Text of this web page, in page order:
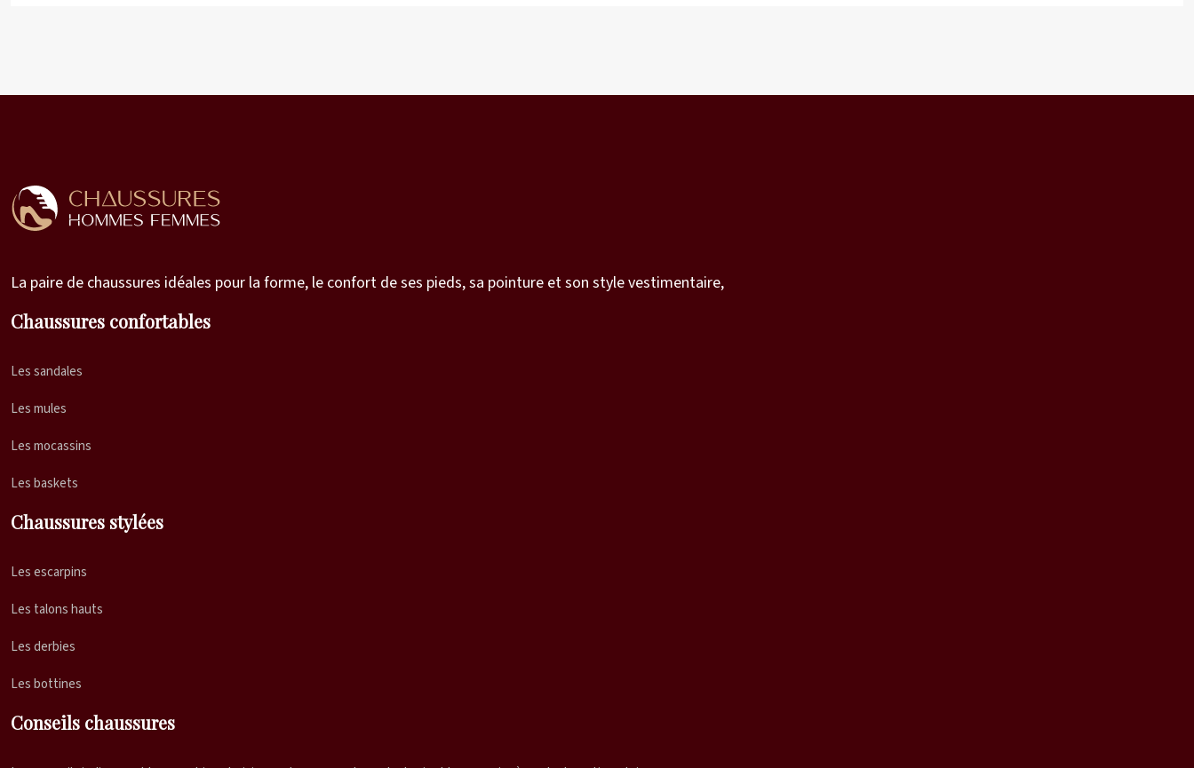
La paire de chaussures idéales pour la forme, le confort de ses pieds, sa pointure et son style vestimentaire,
Chaussures confortables
Les sandales
Les mules
Les mocassins
Les baskets
Chaussures stylées
Les escarpins
Les talons hauts
Les derbies
Les bottines
Conseils chaussures